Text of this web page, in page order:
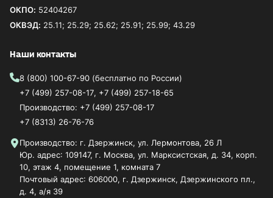
ОКПО: 52404267
ОКВЭД: 25.11; 25.29; 25.62; 25.91; 25.99; 43.29
Наши контакты
8 (800) 100-67-90 (бесплатно по России)
+7 (499) 257-08-17, +7 (499) 257-18-65
Производство: +7 (499) 257-08-17
+7 (8313) 26-76-76
Производство: г. Дзержинск, ул. Лермонтова, 26 Л
Юр. адрес: 109147, г. Москва, ул. Марксистская, д. 34, корп.
10, этаж 4, помещение 1, комната 7
Почтовый адрес: 606000, г. Дзержинск, Дзержинского пл.,
д. 4, а/я 39